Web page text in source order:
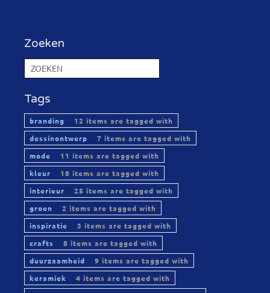
Zoeken
Tags
branding
12 items are tagged with
dessinontwerp
7 items are tagged with
mode
11 items are tagged with
kleur
18 items are tagged with
interieur
25 items are tagged with
groen
2 items are tagged with
inspiratie
3 items are tagged with
crafts
8 items are tagged with
duurzaamheid
9 items are tagged with
keramiek
4 items are tagged with